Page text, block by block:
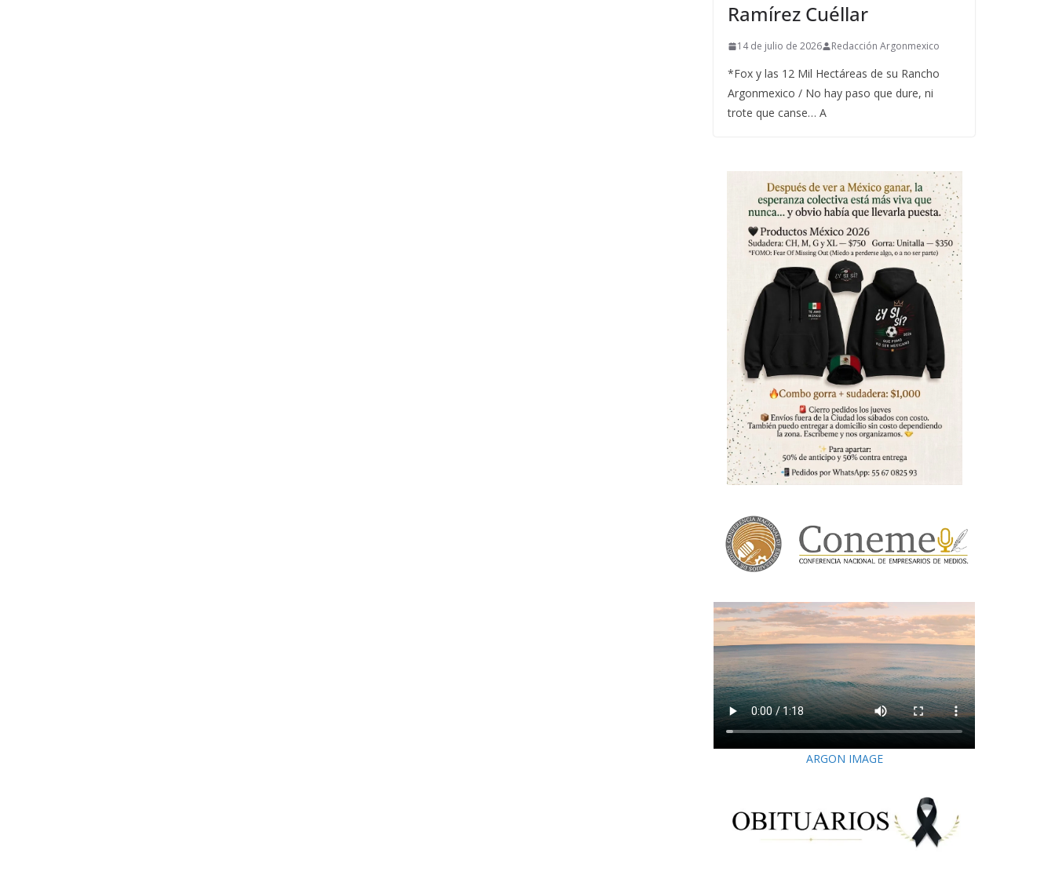
Ramírez Cuéllar
14 de julio de 2026 Redacción Argonmexico
*Fox y las 12 Mil Hectáreas de su Rancho
Argonmexico / No hay paso que dure, ni
trote que canse… A
ARGON IMAGE